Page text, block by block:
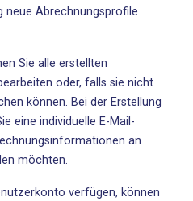
neue Abrechnungsprofile
Sie alle erstellten
oder, falls sie nicht
können. Bei der Erstellung
eine individuelle E-Mail-
an
möchten.
verfügen, können